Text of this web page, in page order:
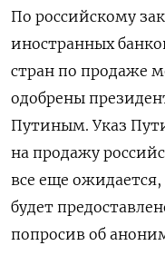
По российскому
иностранных
стран по продаже
одобрены
Путиным. Указ
на продажу
все еще
будет
попросив об